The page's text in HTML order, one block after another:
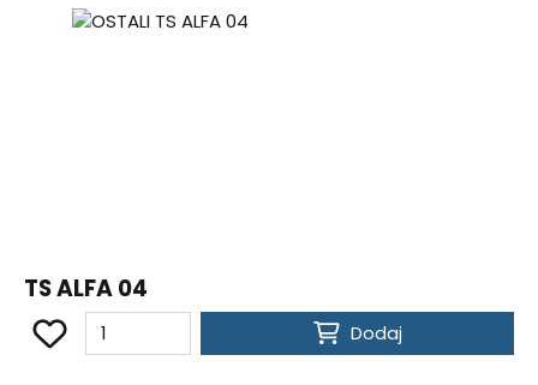
TS ALFA 04
Dodaj